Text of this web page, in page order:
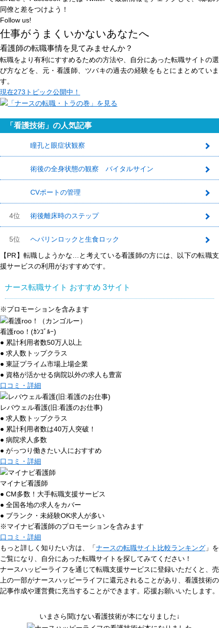
同僚と差をつけよう！
Follow us!
仕事がうまくいかないあなたへ
看護師の転職事情を見てみませんか？
転職をより有利にすすめるための方法や、自分にあった転職サイトの選
び方などを、元・看護師、ツバキの過去の経験をもとにまとめていま
す。
現在273トピック公開中！
「看護技術」の人気記事
瞳孔と眼症状観察
術後の全身状態の観察 バイタルサイン
CVポートの管理
4位 術後離床時のステップ
5位 ヘパリンロックと生食ロック
【PR】転職しようかな…と考えている看護師の方には、以下の転職支
援サービスの利用がおすすめです。
ナース転職サイト おすすめ 3サイト
※プロモーションを含みます
看護roo！(ｶﾝｺﾞﾙｰ)
● 累計利用者数50万人以上
● 求人数トップクラス
● 東証プライム市場上場企業
● 資格が活かせる病院以外の求人も豊富
口コミ・詳細
レバウェル看護(旧:看護のお仕事)
● 求人数トップクラス
● 累計利用者数は40万人突破！
● 病院求人多数
● がっつり働きたい人におすすめ
口コミ・詳細
マイナビ看護師
● CM多数！大手転職支援サービス
● 全国各地の求人をカバー
● ブランク・未経験OK求人が多い
※マイナビ看護師のプロモーションを含みます
口コミ・詳細
もっと詳しく知りたい方は、「ナースの転職サイト比較ランキング 」を
ご覧になり、自分にあった転職サイトを探してみてください！
ナースハッピーライフを通じて転職支援サービスに登録いただくと、売
上の一部がナースハッピーライフに還元されることがあり、看護技術の
記事作成や運営費に充当することができます。応援お願いいたします。
いまさら聞けない看護技術が本になりました↓